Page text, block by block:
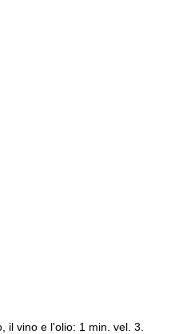
il vino e l'olio: 1 min. vel. 3.